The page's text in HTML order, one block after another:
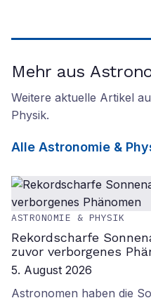
Mehr aus
Weitere aktuelle Artikel
Physik.
Alle Astronomie &
ASTRONOMIE & PHYSIK
Rekordscharfe
zuvor verborgenes
5. August 2026
Astronomen haben die